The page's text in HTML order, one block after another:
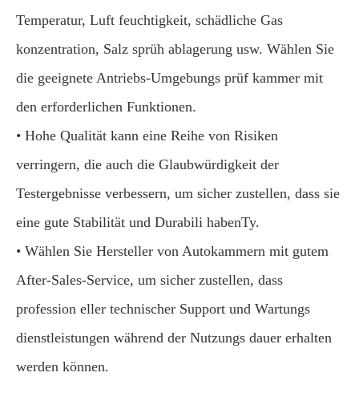
Temperatur, Luft feuchtigkeit, schädliche Gas
konzentration, Salz sprüh ablagerung usw. Wählen Sie
die geeignete Antriebs-Umgebungs prüf kammer mit
den erforderlichen Funktionen.
• Hohe Qualität kann eine Reihe von Risiken
verringern, die auch die Glaubwürdigkeit der
Testergebnisse verbessern, um sicher zustellen, dass sie
eine gute Stabilität und Durabili habenTy.
• Wählen Sie Hersteller von Autokammern mit gutem
After-Sales-Service, um sicher zustellen, dass
profession eller technischer Support und Wartungs
dienstleistungen während der Nutzungs dauer erhalten
werden können.